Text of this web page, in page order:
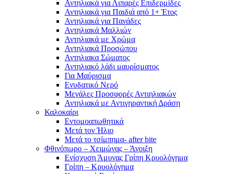
Αντηλιακά για Λιπαρές Επιδερμίδες
Αντηλιακά για Παιδιά από 1+ Έτος
Αντηλιακά για Πανάδες
Αντηλιακά Μαλλιών
Αντηλιακά με Χρώμα
Αντηλιακά Προσώπου
Αντηλιακα Σώματος
Αντηλιακό λάδι μαυρίσματος
Για Μαύρισμα
Ενυδατικό Νερό
Μεγάλες Προσφορές Αντιηλιακών
Αντηλιακά με Αντιγηραντική Δράση
Καλοκαίρι
Εντομοαπωθητικά
Μετά τον Ήλιο
Μετά το τσίμπημα- after bite
Φθινόπωρο – Χειμώνας – Άνοιξη
Ενίσχυση Άμυνας Γρίπη Κρυολόγημα
Γρίπη – Κρυολόγημα